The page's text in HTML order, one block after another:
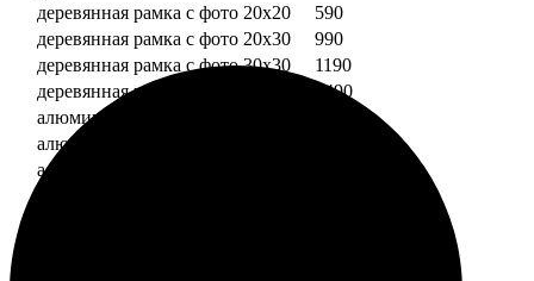
деревянная рамка с фото 20х20
590
деревянная рамка с фото 20х30
990
деревянная рамка с фото 30х30
1190
деревянная рамка с фото 30х40
1490
алюминиевая рамка с фото 10х15
алюминиевая рамка с фото 20х30
алюминиевая рамка с фото 30х40